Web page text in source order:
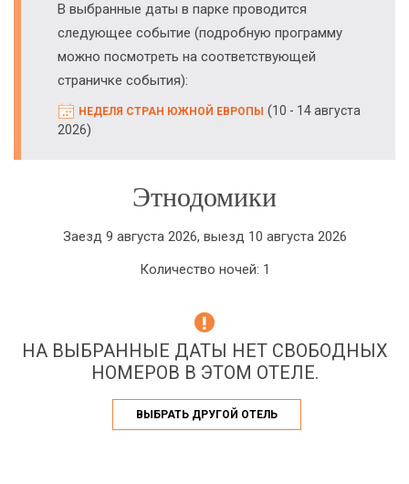
В выбранные даты в парке проводится
следующее событие (подробную программу
можно посмотреть на соответствующей
страничке события):
НЕДЕЛЯ СТРАН ЮЖНОЙ ЕВРОПЫ (10 - 14 августа
2026)
Этнодомики
Заезд 9 августа 2026, выезд 10 августа 2026
Количество ночей: 1
НА ВЫБРАННЫЕ ДАТЫ НЕТ СВОБОДНЫХ
НОМЕРОВ В ЭТОМ ОТЕЛЕ.
ВЫБРАТЬ ДРУГОЙ ОТЕЛЬ